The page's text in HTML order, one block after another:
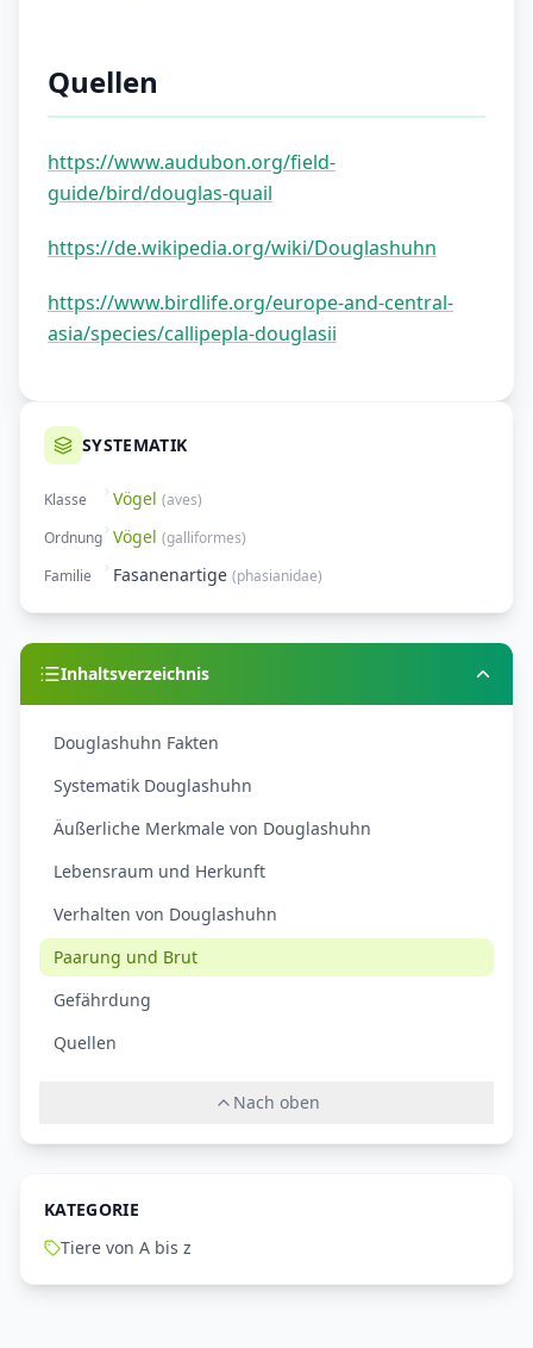
Quellen
https://www.audubon.org/field-
guide/bird/douglas-quail
https://de.wikipedia.org/wiki/Douglashuhn
https://www.birdlife.org/europe-and-central-
asia/species/callipepla-douglasii
SYSTEMATIK
Klasse Vögel (aves)
Ordnung Vögel (galliformes)
Familie
Fasanenartige (phasianidae)
Inhaltsverzeichnis
Douglashuhn Fakten
Systematik Douglashuhn
Äußerliche Merkmale von Douglashuhn
Lebensraum und Herkunft
Verhalten von Douglashuhn
Paarung und Brut
Gefährdung
Quellen
Nach oben
KATEGORIE
Tiere von A bis z